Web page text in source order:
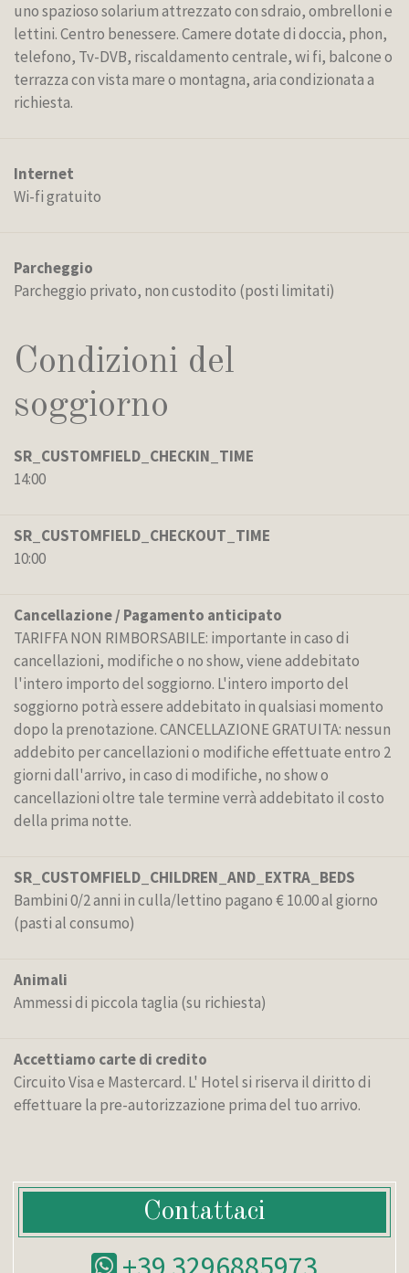
uno spazioso solarium attrezzato con sdraio, ombrelloni e
lettini. Centro benessere. Camere dotate di doccia, phon,
telefono, Tv-DVB, riscaldamento centrale, wi fi, balcone o
terrazza con vista mare o montagna, aria condizionata a
richiesta.
Internet
Wi-fi gratuito
Parcheggio
Parcheggio privato, non custodito (posti limitati)
Condizioni del
soggiorno
SR_CUSTOMFIELD_CHECKIN_TIME
14:00
SR_CUSTOMFIELD_CHECKOUT_TIME
10:00
Cancellazione / Pagamento anticipato
TARIFFA NON RIMBORSABILE: importante in caso di
cancellazioni, modifiche o no show, viene addebitato
l'intero importo del soggiorno. L'intero importo del
soggiorno potrà essere addebitato in qualsiasi momento
dopo la prenotazione. CANCELLAZIONE GRATUITA: nessun
addebito per cancellazioni o modifiche effettuate entro 2
giorni dall'arrivo, in caso di modifiche, no show o
cancellazioni oltre tale termine verrà addebitato il costo
della prima notte.
SR_CUSTOMFIELD_CHILDREN_AND_EXTRA_BEDS
Bambini 0/2 anni in culla/lettino pagano € 10.00 al giorno
(pasti al consumo)
Animali
Ammessi di piccola taglia (su richiesta)
Accettiamo carte di credito
Circuito Visa e Mastercard. L' Hotel si riserva il diritto di
effettuare la pre-autorizzazione prima del tuo arrivo.
Contattaci